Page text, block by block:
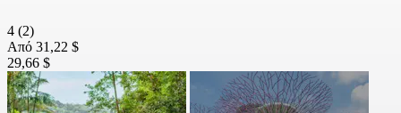
4 (2)
Από 31,22 $
29,66 $